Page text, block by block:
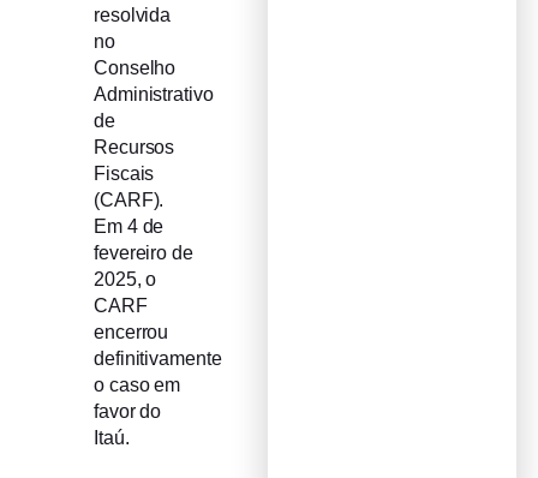
resolvida
no
Conselho
Administrativo
de
Recursos
Fiscais
(CARF).
Em 4 de
fevereiro de
2025, o
CARF
encerrou
definitivamente
o caso em
favor do
Itaú.